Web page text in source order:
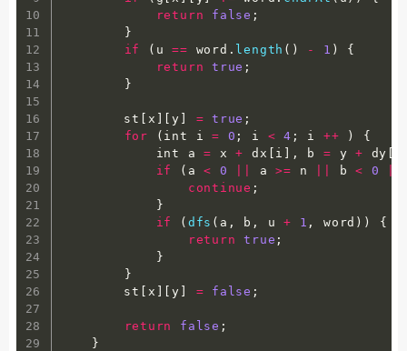
return
false ;
}
if
( u == word . length ( ) - 1 )
{
return
true ;
}
        st
x [y = true ;
for
( int i = 0 ; i < 4 ; i ++ )
{
            int a
= x + dx i , b = y + dy
if
( a < 0 a >= n b < 0
continue ;
}
if
( dfs ( a , b , u + 1 , word ) )
{
return
true ;
}
}
        st
x [y = false ;
return false ;
}